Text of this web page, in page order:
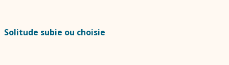
Solitude subie ou choisie